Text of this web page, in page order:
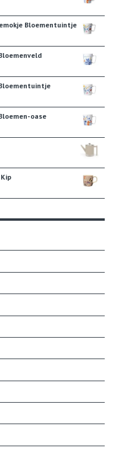
Bloementuintje
oase